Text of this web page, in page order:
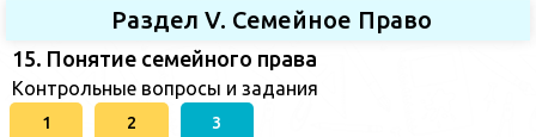
Раздел V. Семейное Право
15. Понятие семейного права
Контрольные вопросы и задания
1 2 3